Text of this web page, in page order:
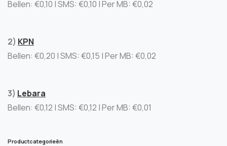
Bellen: €0,10 | SMS: €0,10 | Per MB: €0,02
2) KPN
Bellen: €0,20 | SMS: €0,15 | Per MB: €0,02
3) Lebara
Bellen: €0,12 | SMS: €0,12 | Per MB: €0,01
Productcategorieën